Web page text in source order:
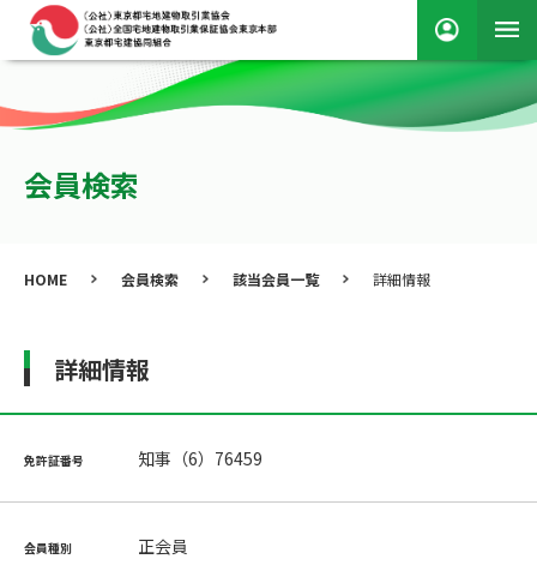
会員検索
HOME 会員検索 該当会員一覧 詳細情報
詳細情報
免許証番号 知事（6）76459
会員種別 正会員